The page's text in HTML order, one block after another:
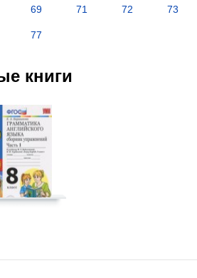
69 71 72 73
77
книги